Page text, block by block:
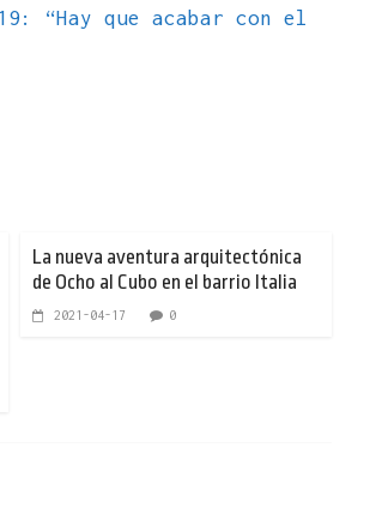
“Hay que acabar con el
La nueva aventura arquitectónica
de Ocho al Cubo en el barrio Italia
2021-04-17 0